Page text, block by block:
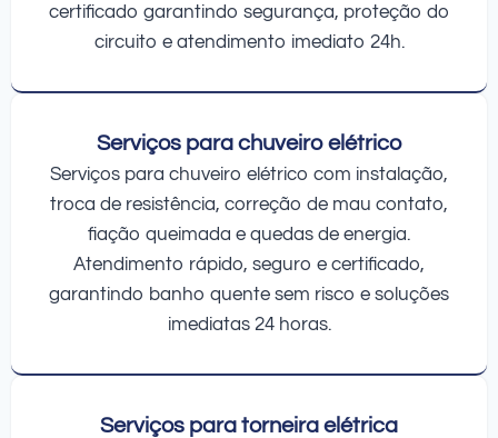
certificado garantindo segurança, proteção do
circuito e atendimento imediato 24h.
Serviços para chuveiro elétrico
Serviços para chuveiro elétrico com instalação,
troca de resistência, correção de mau contato,
fiação queimada e quedas de energia.
Atendimento rápido, seguro e certificado,
garantindo banho quente sem risco e soluções
imediatas 24 horas.
Serviços para torneira elétrica